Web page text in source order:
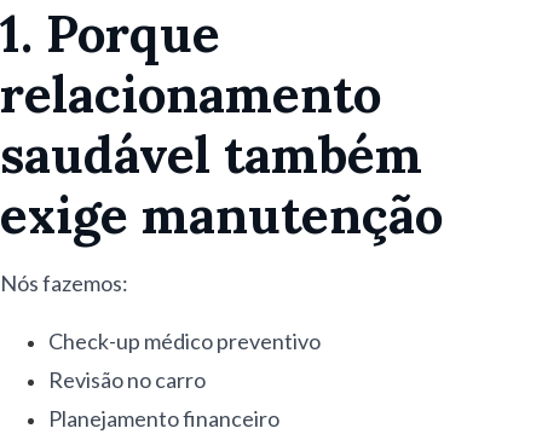
1. Porque
relacionamento
saudável também
exige manutenção
Nós fazemos:
Check-up médico preventivo
Revisão no carro
Planejamento financeiro